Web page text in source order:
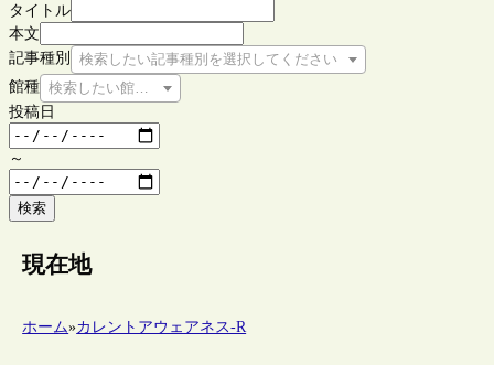
タイトル
本文
記事種別
検索したい記事種別を選択してください
館種 検索したい館種を選択してください
投稿日
～
検索
現在地
ホーム»カレントアウェアネス-R